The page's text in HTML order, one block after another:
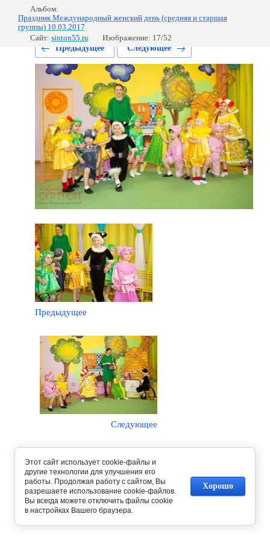
Альбом:
Праздник Международный женский день (средняя и старшая
группы) 10.03.2017
Сайт: sinton55.ru
Изображение: 17/52
Предыдущее
Следующее
Предыдущее
Следующее
Вернуться в галерею
Этот сайт использует cookie-файлы и
другие технологии для улучшения его
работы. Продолжая работу с сайтом, Вы
разрешаете использование cookie-файлов.
Вы всегда можете отключить файлы cookie
в настройках Вашего браузера.
Хорошо